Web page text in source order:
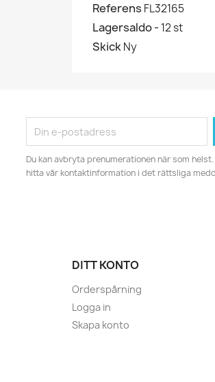
Referens FL32165
Lagersaldo - 12 st
SkickNy
Du kan avbryta prenumerationen när som
hitta vår kontaktinformation i det rättsliga
DITT KONTO
Orderspårning
Logga in
Skapa konto